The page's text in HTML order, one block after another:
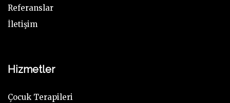
Referanslar
İletişim
Hizmetler
Çocuk Terapileri